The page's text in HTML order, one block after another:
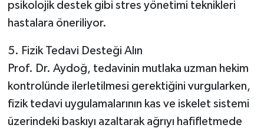
psikolojik destek gibi stres yönetimi teknikleri
hastalara öneriliyor.
5. Fizik Tedavi Desteği Alın
Prof. Dr. Aydoğ, tedavinin mutlaka uzman hekim
kontrolünde ilerletilmesi gerektiğini vurgularken,
fizik tedavi uygulamalarının kas ve iskelet sistemi
üzerindeki baskıyı azaltarak ağrıyı hafifletmede